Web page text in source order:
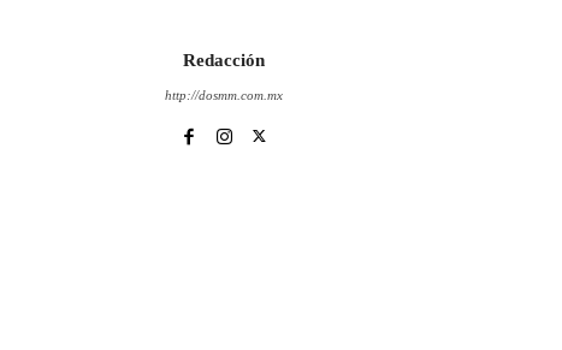
Redacción
http://dosmm.com.mx